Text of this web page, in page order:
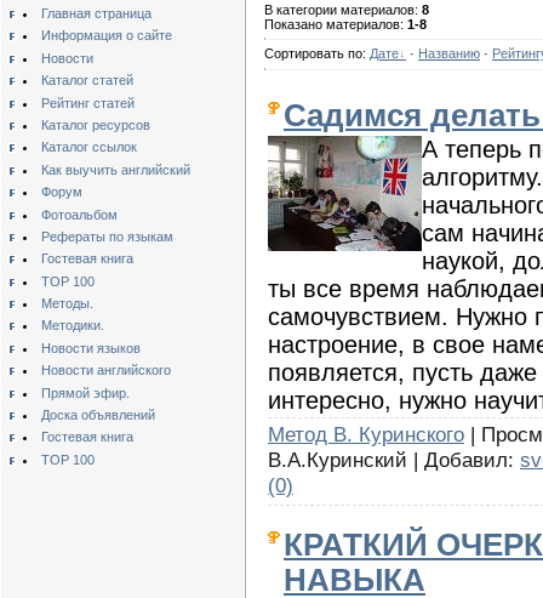
Главная страница
Информация о сайте
Новости
Каталог статей
Рейтинг статей
Каталог ресурсов
Каталог ссылок
Как выучить английский
Форум
Фотоальбом
Рефераты по языкам
Гостевая книга
TOP 100
Методы.
Методики.
Новости языков
Новости английского
Прямой эфир.
Доска объявлений
Гостевая книга
TOP 100
В категории материалов: 8
Показано материалов: 1-8
Сортировать по: Дате · Названию ·
Садимся
А теперь
сам
наукой,
ты все время
самочувствием. Нужно
настроение, в свое
появляется, пусть
интересно, нужно
Метод В. Куринского |
В.А.Куринский | Добавил:
(0)
КРАТКИЙ
НАВЫКА